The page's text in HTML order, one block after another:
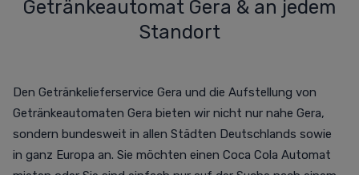
Getränkeautomat Gera & an jedem
Standort
Den Getränkelieferservice Gera und die Aufstellung von
Getränkeautomaten Gera bieten wir nicht nur nahe Gera,
sondern bundesweit in allen Städten Deutschlands sowie
in ganz Europa an. Sie möchten einen Coca Cola Automat